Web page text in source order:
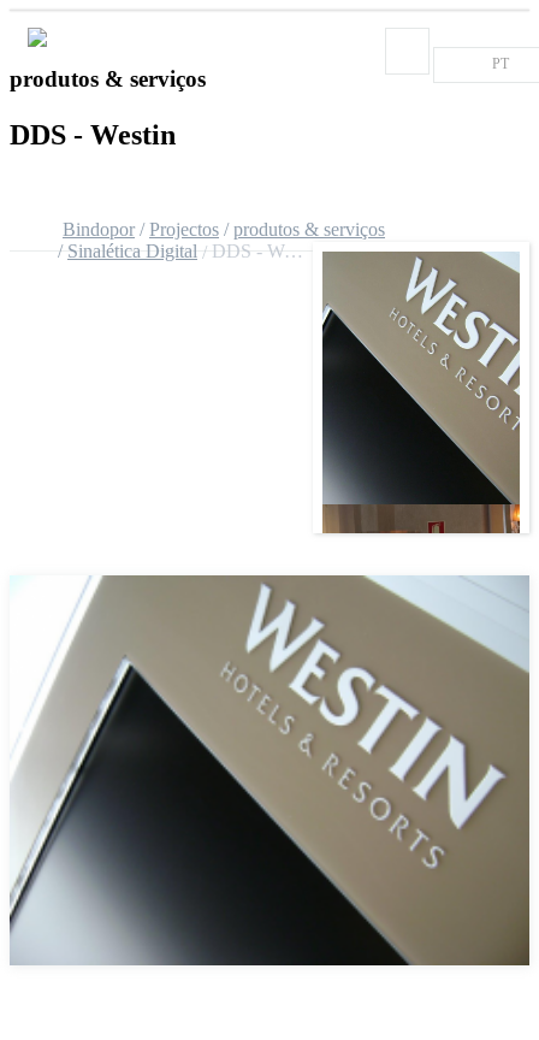
PT
produtos & serviços
DDS - Westin
Bindopor Projectos
produtos & serviços
Sinalética Digital
DDS - Westin